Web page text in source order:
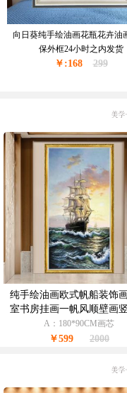
窗台边上的花瓶花卉油画纯手
现货现发金色实木外框24小时
货
￥:228 350
纯手绘油画欧式帆船装饰
室书房挂画一帆风顺壁画
尺寸
A：180*90CM画芯
￥599 2000